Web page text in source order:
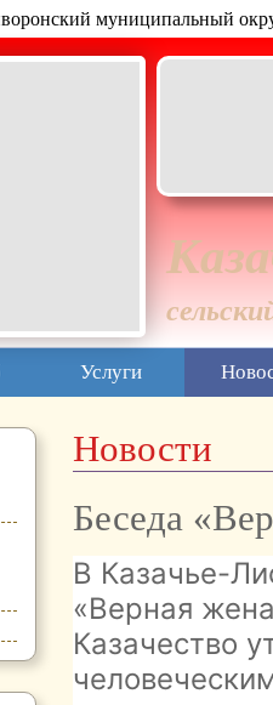
муниципальный
Услуги
Новости
Беседа
В Казачье-
«Верная
Казачество